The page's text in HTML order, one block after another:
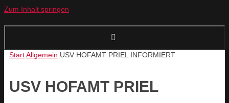
Zum Inhalt springen
Start Allgemein USV HOFAMT PRIEL INFORMIERT
USV HOFAMT PRIEL